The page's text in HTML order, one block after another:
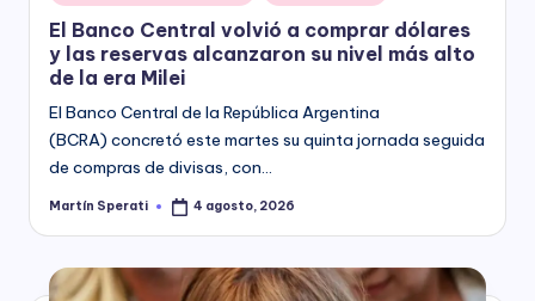
in
El Banco Central volvió a comprar dólares
y las reservas alcanzaron su nivel más alto
de la era Milei
El Banco Central de la República Argentina
(BCRA) concretó este martes su quinta jornada seguida
de compras de divisas, con…
Posted
Martín Sperati 4 agosto, 2026